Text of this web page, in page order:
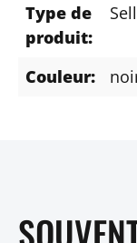
Type de
produit:
Couleur: